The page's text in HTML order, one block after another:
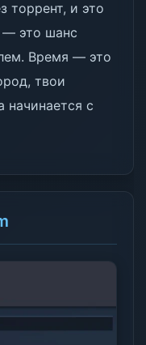
торрент, и это
— это шанс
Время — это
твои
начинается с